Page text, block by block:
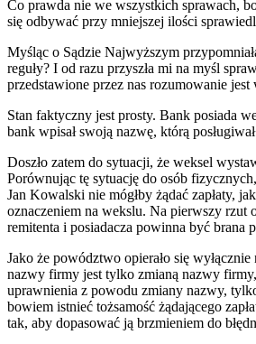
Co prawda nie we wszystkich sprawach,
się odbywać przy mniejszej ilości
Myśląc o Sądzie Najwyższym
reguły? I od razu przyszła mi na myśl
przedstawione przez nas rozumowanie
Stan faktyczny jest prosty. Bank posiada
bank wpisał swoją nazwę, którą
Doszło zatem do sytuacji, że weksel
Porównując tę sytuację do osób
Jan Kowalski nie mógłby żądać zapłaty,
oznaczeniem na wekslu. Na pierwszy
remitenta i posiadacza powinna być brana
Jako że powództwo opierało się
nazwy firmy jest tylko zmianą nazwy
uprawnienia z powodu zmiany nazwy,
bowiem istnieć tożsamość żądającego
tak, aby dopasować ją brzmieniem do